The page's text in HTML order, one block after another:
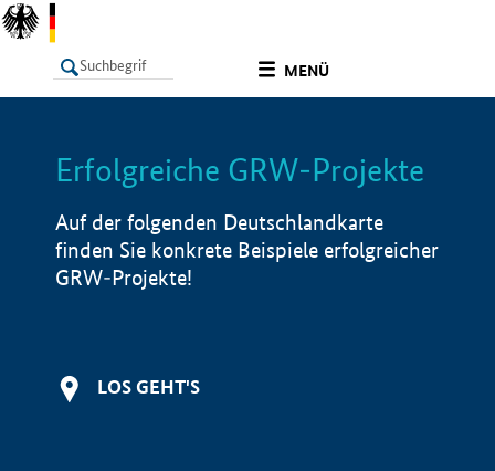
MENÜ
LISTE Info
Erfolgreiche GRW-Projekte
Auf der folgenden Deutschlandkarte
finden Sie konkrete Beispiele erfolgreicher
GRW-Projekte!
LOS GEHT'S